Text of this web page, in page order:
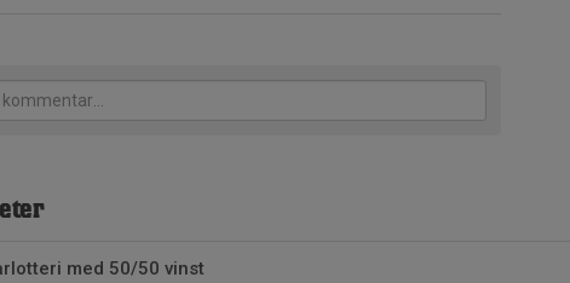
med 50/50 vinst